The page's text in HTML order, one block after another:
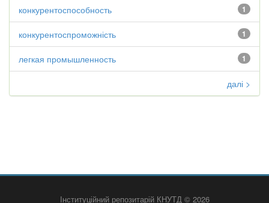
1
конкурентоспособность
1
конкурентоспроможність
1
легкая промышленность
далі >
Інституційний репозитарій КНУТД © 2026